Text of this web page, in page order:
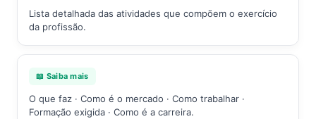
Lista detalhada das atividades que compõem o exercício
da profissão.
📖 Saiba mais
O que faz · Como é o mercado · Como trabalhar ·
Formação exigida · Como é a carreira.